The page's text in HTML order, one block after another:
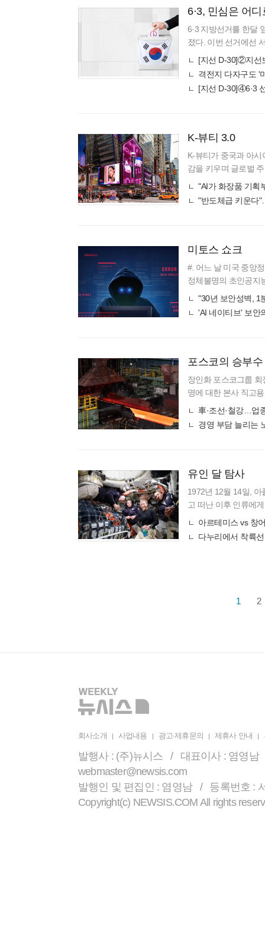
6·3, 민심은 어디
6·3 지방선거를 한달
졌다. 이번 선거에선
더불어민주당은 '여
격전지 다자구도 '
K-뷰티 3.0
K-뷰티가 중국과 아
감을 키우며 글로벌
제품 전략까지 재편
"AI가 화장품 기획
"반도체급 키운다
미토스 쇼크
#. 어느 날 미국 중앙
정체불명의 초인공지
된 이 인공지능(AI)
"30년 보안성벽, 1
'AI 네이티브' 보안
포스코의 승부수
장인화 포스코그룹
명에 대한 본사 직고
영 과제와 상생 기조
車·조선·철강…업
경영 부담 늘리는
유인 달 탐사
1972년 12월 14일,
고 떠난 이후 인류에
멀어졌다. 그로부터
아르테미스 vs 창
다누리에서 착륙
1 2
회사소개 사업내용 광고·제휴문의 제휴사 안내
발행사 : (주)뉴시스 / 대표이사 : 염영
webmaster@newsis.com
발행인 및 편집인 : 염영남 / 등록번호 :
Copyright(c) NEWSIS.COM All rights